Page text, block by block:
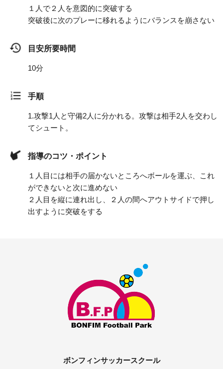
１人で２人を意図的に突破する
突破後に次のプレーに移れるようにバランスを崩さない
目安所要時間
10分
手順
1.攻撃1人と守備2人に分かれる。攻撃は相手2人を交わし
てシュート。
指導のコツ・ポイント
１人目には相手の届かないところへボールを運ぶ、これ
ができないと次に進めない
２人目を縦に連れ出し、２人の間へアウトサイドで押し
出すように突破をする
ボンフィンサッカースクール